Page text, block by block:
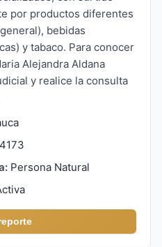
por productos diferentes
bebidas
y tabaco. Para conocer
Alejandra Aldana
y realice la consulta
Persona Natural